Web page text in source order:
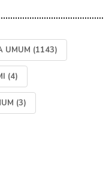
UMUM (1143)
(4)
(3)